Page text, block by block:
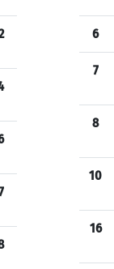
6
7
8
10
16